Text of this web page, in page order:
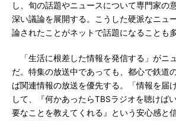
し、旬の話題やニュースについて専門家の
深い議論を展開する。こうした硬派なニュ
論されたことがネットで話題になることも
「生活に根差した情報を発信する」がニ
だ。特集の放送中であっても、都心で鉄道
ば関連情報の放送を優先する。「情報を届
して、『何かあったらTBSラジオを聴けば
要なことを教えてくれる』という安心感と